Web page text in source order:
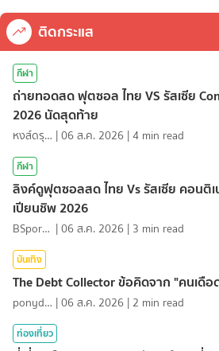
ติดกระแส
กีฬา
ถ่ายทอดสด ฟุตซอล ไทย VS รัสเซีย
2026 นัดสุดท้าย
หงส์ดรุณ |06 ส.ค. 2026 |4 min read
กีฬา
ลิงค์ดูฟุตซอลสด ไทย Vs รัสเซีย คอนติ
เปียนชิพ 2026
BSports8 |06 ส.ค. 2026 | 3 min read
บันเทิง
The Debt Collector ข้อคิดจาก "คนเดื
ponydiary |06 ส.ค. 2026 | 2 min read
ท่องเที่ยว